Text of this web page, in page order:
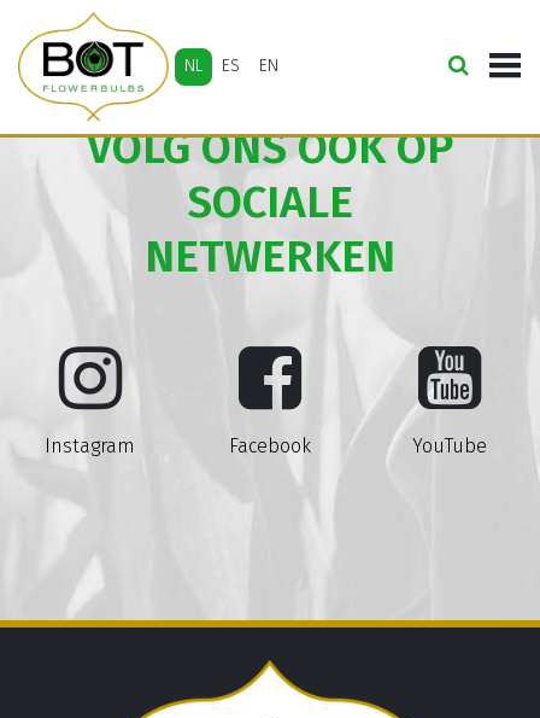
NL ES EN
VOLG ONS OOK OP
SOCIALE
NETWERKEN
Instagram Facebook YouTube